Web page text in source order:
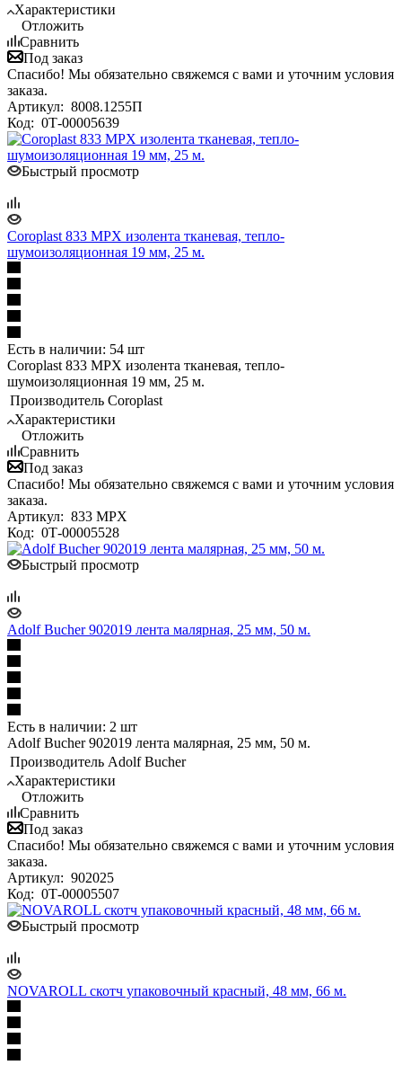
Характеристики
Отложить
Сравнить
Под заказ
Спасибо! Мы обязательно свяжемся с вами и уточним условия
заказа.
Артикул: 8008.1255П
Код: 0Т-00005639
Быстрый просмотр
Coroplast 833 MPX изолента тканевая, тепло-
шумоизоляционная 19 мм, 25 м.
Есть в наличии: 54 шт
Coroplast 833 MPX изолента тканевая, тепло-
шумоизоляционная 19 мм, 25 м.
Производитель Coroplast
Характеристики
Отложить
Сравнить
Под заказ
Спасибо! Мы обязательно свяжемся с вами и уточним условия
заказа.
Артикул: 833 MPX
Код: 0Т-00005528
Быстрый просмотр
Adolf Bucher 902019 лента малярная, 25 мм, 50 м.
Есть в наличии: 2 шт
Adolf Bucher 902019 лента малярная, 25 мм, 50 м.
Производитель Adolf Bucher
Характеристики
Отложить
Сравнить
Под заказ
Спасибо! Мы обязательно свяжемся с вами и уточним условия
заказа.
Артикул: 902025
Код: 0Т-00005507
Быстрый просмотр
NOVAROLL cкотч упаковочный красный, 48 мм, 66 м.